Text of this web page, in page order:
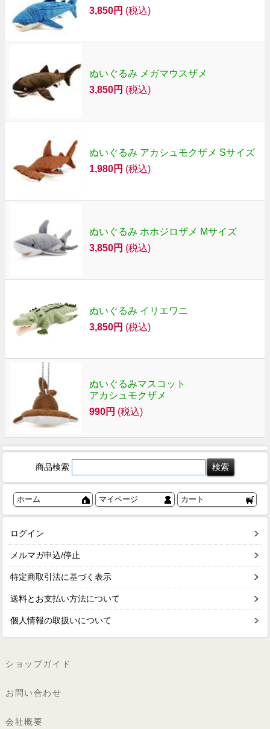
3,850円 (税込)
ぬいぐるみ メガマウスザメ
3,850円 (税込)
ぬいぐるみ アカシュモクザメ Sサイズ
1,980円 (税込)
ぬいぐるみ ホホジロザメ Mサイズ
3,850円 (税込)
ぬいぐるみ イリエワニ
3,850円 (税込)
ぬいぐるみマスコット
アカシュモクザメ
990円 (税込)
商品検索
ホーム マイページ カート
ログイン
メルマガ申込/停止
特定商取引法に基づく表示
送料とお支払い方法について
個人情報の取扱いについて
ショップガイド
お問い合わせ
会社概要